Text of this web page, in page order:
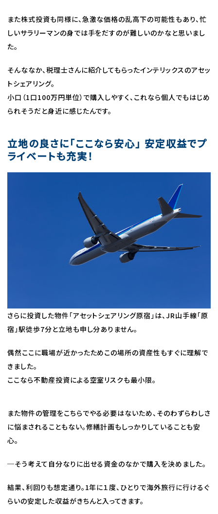
また株式投資も同様に、急激な価格の乱高下の可能性もあり、忙
しいサラリーマンの身では手をだすのが難しいのかなと思いまし
た。
そんななか、税理士さんに紹介してもらったインテリックスのアセッ
トシェアリング。
小口（1口100万円単位）で購入しやすく、これなら個人でもはじめ
られそうだと身近に感じたんです。
立地の良さに「ここなら安心」 安定収益でプ
ライベートも充実！
さらに投資した物件「アセットシェアリング原宿」は、JR山手線「原
宿」駅徒歩7分と立地も申し分ありません。
偶然ここに職場が近かったためこの場所の資産性もすぐに理解で
きました。
ここなら不動産投資による空室リスクも最小限。
また物件の管理をこちらでやる必要はないため、そのわずらわしさ
に悩まされることもない。修繕計画もしっかりしていることも安
心。
─そう考えて自分なりに出せる資金のなかで購入を決めました。
結果、利回りも想定通り。1年に１度、ひとりで海外旅行に行けるぐ
らいの安定した収益がきちんと入ってきます。